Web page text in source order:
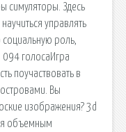
симуляторы. Здесь
управлять
роль,
094 голосаИгра
поучаствовать в
Вы
изображения? 3d
объемным